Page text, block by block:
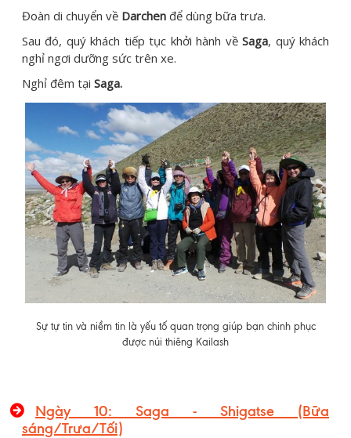
Đoàn di chuyển về Darchen để dùng bữa trưa.
Sau đó, quý khách tiếp tục khởi hành vềSaga, quý khách
nghỉ ngơi dưỡng sức trên xe.
Nghỉ đêm tại Saga.
Sự tự tin và niềm tin là yếu tố quan trọng giúp bạn chinh phục
được núi thiêng Kailash
Ngày 10: Saga - Shigatse (Bữa
sáng/Trưa/Tối)